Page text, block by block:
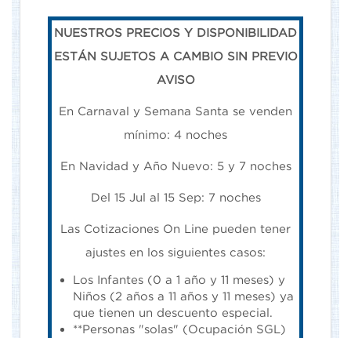
NUESTROS PRECIOS Y DISPONIBILIDAD
ESTÁN SUJETOS A CAMBIO SIN PREVIO
AVISO
En Carnaval y Semana Santa se venden
mínimo: 4 noches
En Navidad y Año Nuevo: 5 y 7 noches
Del 15 Jul al 15 Sep: 7 noches
Las Cotizaciones On Line pueden tener
ajustes en los siguientes casos:
Los Infantes (0 a 1 año y 11 meses) y
Niños (2 años a 11 años y 11 meses) ya
que tienen un descuento especial.
**Personas "solas" (Ocupación SGL)